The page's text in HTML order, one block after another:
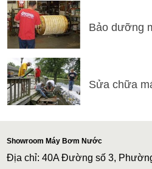
Bảo dưỡng
Sửa chữa
Showroom Máy Bơm Nước
Địa chỉ: 40A Đường số 3,